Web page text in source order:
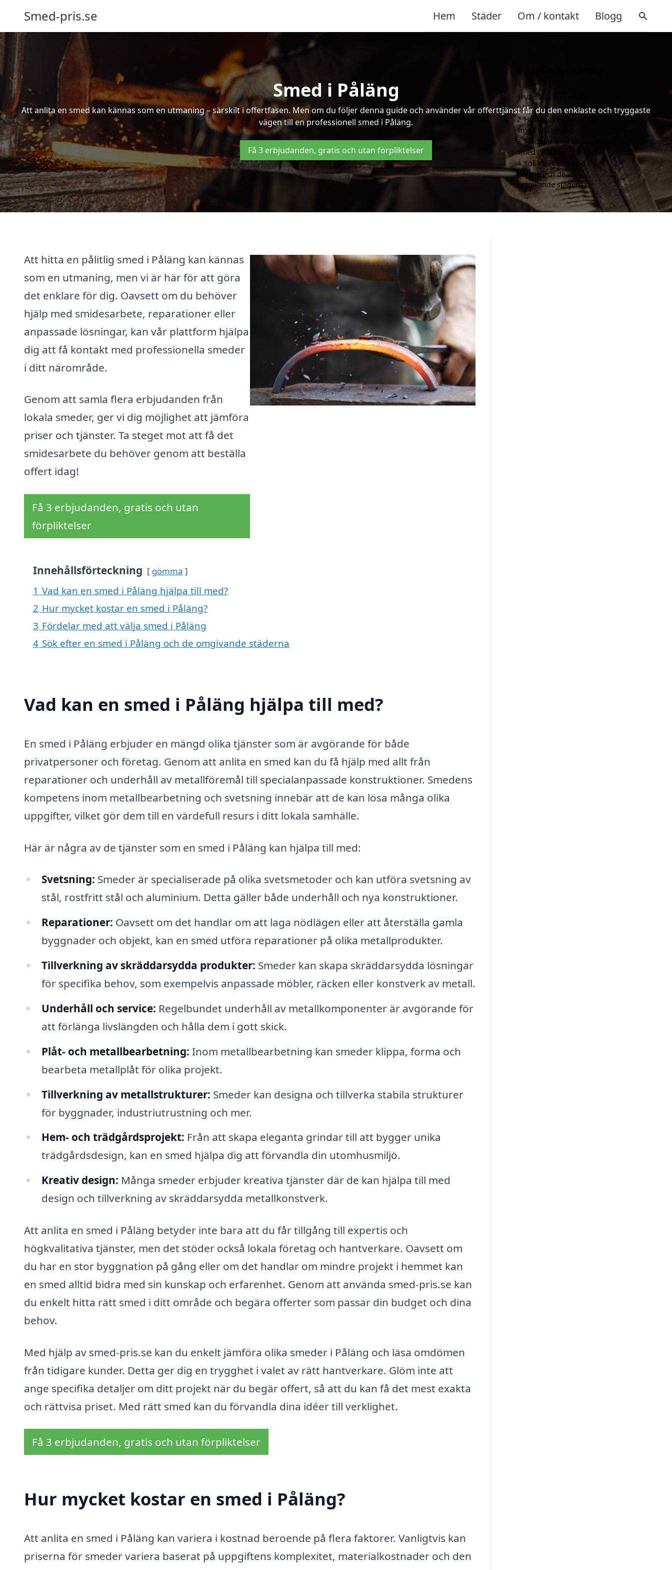
Smed-pris.se Hem Städer Om / kontakt Blogg
Smed i Påläng
Att anlita en smed kan kännas som en utmaning – särskilt i offertfasen. Men om du följer denna guide och använder vår offerttjänst får du den enklaste och tryggaste
vägen till en professionell smed i Påläng.
Få 3 erbjudanden, gratis och utan förpliktelser
Att hitta en pålitlig smed i Påläng kan kännas
som en utmaning, men vi är här för att göra
det enklare för dig. Oavsett om du behöver
hjälp med smidesarbete, reparationer eller
anpassade lösningar, kan vår plattform hjälpa
dig att få kontakt med professionella smeder
i ditt närområde.
Genom att samla flera erbjudanden från
lokala smeder, ger vi dig möjlighet att jämföra
priser och tjänster. Ta steget mot att få det
smidesarbete du behöver genom att beställa
offert idag!
Få 3 erbjudanden, gratis och utan
förpliktelser
Innehållsförteckning gömma
1 Vad kan en smed i Påläng hjälpa till med?
2 Hur mycket kostar en smed i Påläng?
3 Fördelar med att välja smed i Påläng
4 Sök efter en smed i Påläng och de omgivande städerna
Vad kan en smed i Påläng hjälpa till med?
En smed i Påläng erbjuder en mängd olika tjänster som är avgörande för både
privatpersoner och företag. Genom att anlita en smed kan du få hjälp med allt från
reparationer och underhåll av metallföremål till specialanpassade konstruktioner. Smedens
kompetens inom metallbearbetning och svetsning innebär att de kan lösa många olika
uppgifter, vilket gör dem till en värdefull resurs i ditt lokala samhälle.
Här är några av de tjänster som en smed i Påläng kan hjälpa till med:
Svetsning: Smeder är specialiserade på olika svetsmetoder och kan utföra svetsning av
stål, rostfritt stål och aluminium. Detta gäller både underhåll och nya konstruktioner.
Reparationer: Oavsett om det handlar om att laga nödlägen eller att återställa gamla
byggnader och objekt, kan en smed utföra reparationer på olika metallprodukter.
Tillverkning av skräddarsydda produkter: Smeder kan skapa skräddarsydda lösningar
för specifika behov, som exempelvis anpassade möbler, räcken eller konstverk av metall.
Underhåll och service: Regelbundet underhåll av metallkomponenter är avgörande för
att förlänga livslängden och hålla dem i gott skick.
Plåt- och metallbearbetning: Inom metallbearbetning kan smeder klippa, forma och
bearbeta metallplåt för olika projekt.
Tillverkning av metallstrukturer: Smeder kan designa och tillverka stabila strukturer
för byggnader, industriutrustning och mer.
Hem- och trädgårdsprojekt: Från att skapa eleganta grindar till att bygger unika
trädgårdsdesign, kan en smed hjälpa dig att förvandla din utomhusmiljö.
Kreativ design: Många smeder erbjuder kreativa tjänster där de kan hjälpa till med
design och tillverkning av skräddarsydda metallkonstverk.
Att anlita en smed i Påläng betyder inte bara att du får tillgång till expertis och
högkvalitativa tjänster, men det stöder också lokala företag och hantverkare. Oavsett om
du har en stor byggnation på gång eller om det handlar om mindre projekt i hemmet kan
en smed alltid bidra med sin kunskap och erfarenhet. Genom att använda smed-pris.se kan
du enkelt hitta rätt smed i ditt område och begära offerter som passar din budget och dina
behov.
Med hjälp av smed-pris.se kan du enkelt jämföra olika smeder i Påläng och läsa omdömen
från tidigare kunder. Detta ger dig en trygghet i valet av rätt hantverkare. Glöm inte att
ange specifika detaljer om ditt projekt när du begär offert, så att du kan få det mest exakta
och rättvisa priset. Med rätt smed kan du förvandla dina idéer till verklighet.
Få 3 erbjudanden, gratis och utan förpliktelser
Hur mycket kostar en smed i Påläng?
Att anlita en smed i Påläng kan variera i kostnad beroende på flera faktorer. Vanligtvis kan
priserna för smeder variera baserat på uppgiftens komplexitet, materialkostnader och den
gömma
1 Vad kan en smed i
Påläng hjälpa till med?
2 Hur mycket kostar en
smed i Påläng?
3 Fördelar med att välja
smed i Påläng
4 Sök efter en smed i
Påläng och de
omgivande städerna